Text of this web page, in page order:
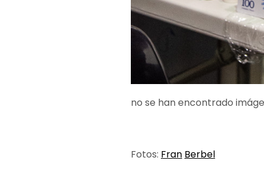
no se han encontrado
Fotos: Fran Berbel